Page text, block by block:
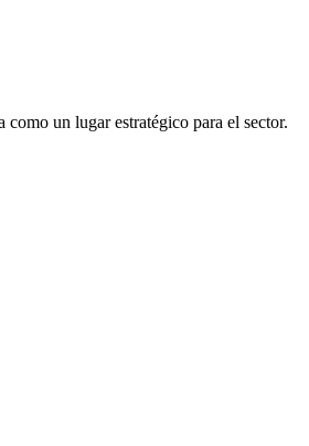
un lugar estratégico para el sector.